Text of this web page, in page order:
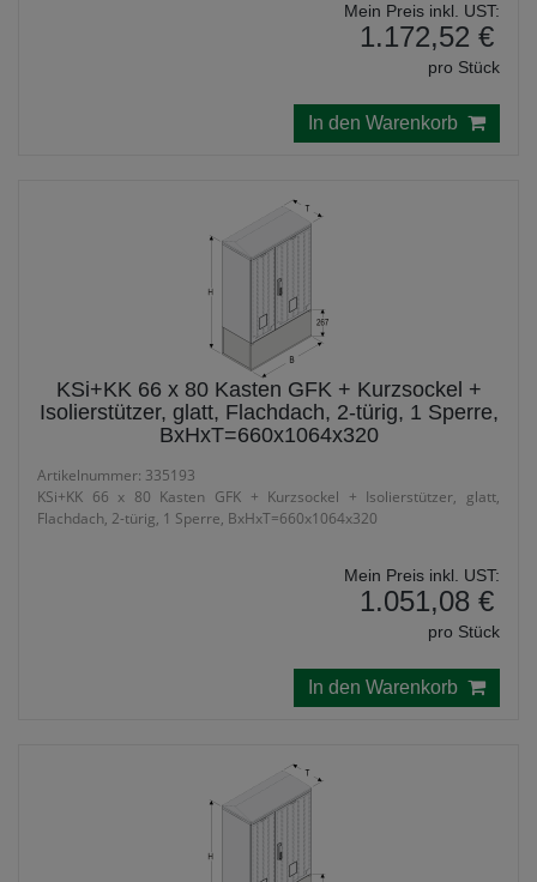
Mein Preis inkl. UST:
1.172,52 €
pro Stück
In den Warenkorb
KSi+KK 66 x 80 Kasten GFK + Kurzsockel +
Isolierstützer, glatt, Flachdach, 2-türig, 1 Sperre,
BxHxT=660x1064x320
Artikelnummer: 335193
KSi+KK 66 x 80 Kasten GFK + Kurzsockel + Isolierstützer, glatt,
Flachdach, 2-türig, 1 Sperre, BxHxT=660x1064x320
Mein Preis inkl. UST:
1.051,08 €
pro Stück
In den Warenkorb